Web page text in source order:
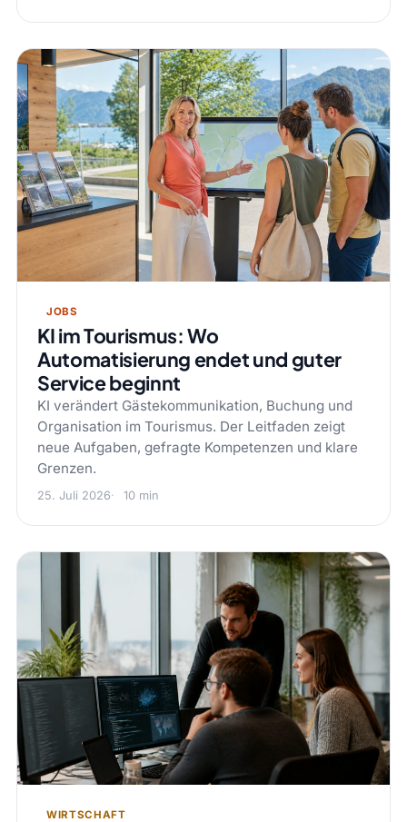
JOBS
KI im Tourismus: Wo
Automatisierung endet und guter
Service beginnt
KI verändert Gästekommunikation, Buchung und
Organisation im Tourismus. Der Leitfaden zeigt
neue Aufgaben, gefragte Kompetenzen und klare
Grenzen.
25. Juli 2026 10 min
WIRTSCHAFT